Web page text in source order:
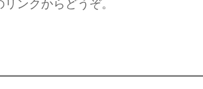
ンクからどうぞ。